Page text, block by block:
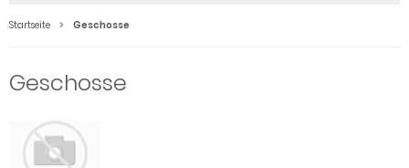
Startseite Geschosse
Geschosse